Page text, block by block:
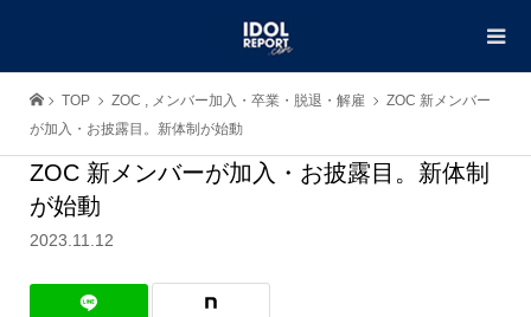
TOP ZOC , メンバー加入・卒業・脱退・解雇
ZOC 新メンバー
が加入・お披露目。新体制が始動
ZOC 新メンバーが加入・お披露目。新体制
が始動
2023.11.12